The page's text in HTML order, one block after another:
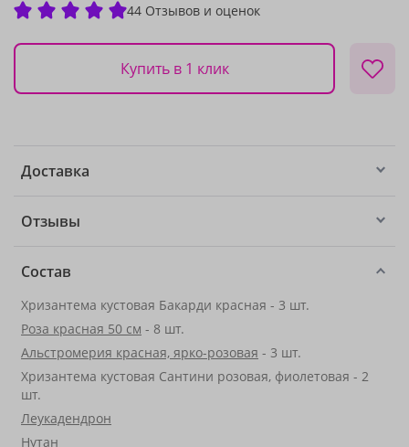
44 Отзывов и оценок
Купить в 1 клик
Доставка
Отзывы
Состав
Хризантема кустовая Бакарди красная - 3 шт.
Роза красная 50 см - 8 шт.
Альстромерия красная, ярко-розовая - 3 шт.
Хризантема кустовая Сантини розовая, фиолетовая - 2
шт.
Леукадендрон
Нутан